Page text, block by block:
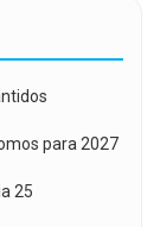
para 2027
25